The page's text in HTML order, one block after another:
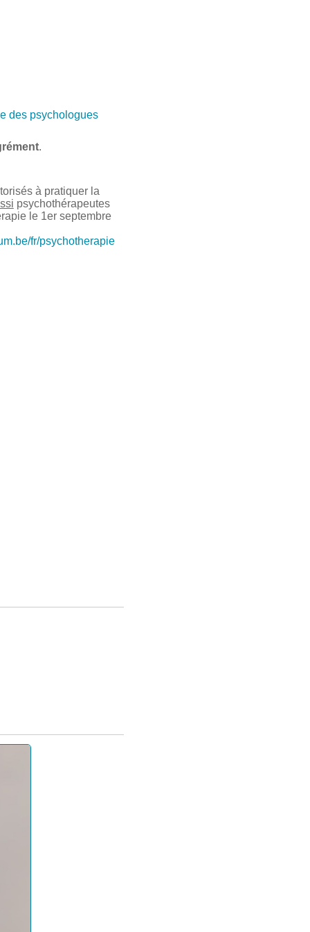
des psychologues
.
à pratiquer la
psychothérapeutes
le 1er septembre
fr/psychotherapie